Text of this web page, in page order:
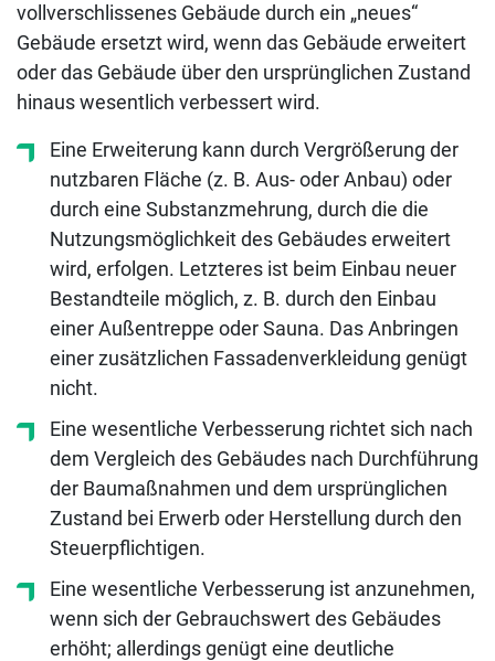
vollverschlissenes Gebäude durch ein „neues“
Gebäude ersetzt wird, wenn das Gebäude erweitert
oder das Gebäude über den ursprünglichen Zustand
hinaus wesentlich verbessert wird.
Eine Erweiterung kann durch Vergrößerung der
nutzbaren Fläche (z. B. Aus- oder Anbau) oder
durch eine Substanzmehrung, durch die die
Nutzungsmöglichkeit des Gebäudes erweitert
wird, erfolgen. Letzteres ist beim Einbau neuer
Bestandteile möglich, z. B. durch den Einbau
einer Außentreppe oder Sauna. Das Anbringen
einer zusätzlichen Fassadenverkleidung genügt
nicht.
Eine wesentliche Verbesserung richtet sich nach
dem Vergleich des Gebäudes nach Durchführung
der Baumaßnahmen und dem ursprünglichen
Zustand bei Erwerb oder Herstellung durch den
Steuerpflichtigen.
Eine wesentliche Verbesserung ist anzunehmen,
wenn sich der Gebrauchswert des Gebäudes
erhöht; allerdings genügt eine deutliche